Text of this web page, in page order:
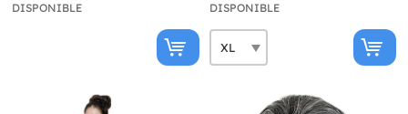
DISPONIBLE DISPONIBLE